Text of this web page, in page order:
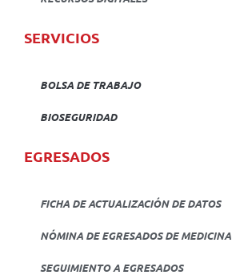
SERVICIOS
BOLSA DE TRABAJO
BIOSEGURIDAD
EGRESADOS
FICHA DE ACTUALIZACIÓN DE DATOS
NÓMINA DE EGRESADOS DE MEDICINA
SEGUIMIENTO A EGRESADOS